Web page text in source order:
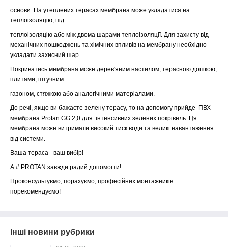
основи. На утеплених терасах мембрана може укладатися на
теплоізоляцію, під
теплоізоляцію або між двома шарами теплоізоляції. Для захисту від
механічних пошкоджень та хімічних впливів на мембрану необхідно
укладати захисний шар.
Покриватись мембрана може дерев'яним настилом, терасною дошкою,
плитами, штучним
газоном, стяжкою або аналогічними матеріалами.
До речі, якщо ви бажаєте зелену терасу, то на допомогу прийде ПВХ
мембрана Protan GG 2,0 для інтенсивних зелених покрівель. Ця
мембрана може витримати високий тиск води та великі навантаження
від системи.
Ваша тераса - ваш вибір!
А # PROTAN завжди радий допомогти!
Проконсультуємо, порахуємо, професійних монтажників
порекомендуємо!
Інші новини рубрики